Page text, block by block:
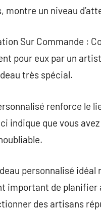
montre un niveau
Sur Commande :
pour eux par un
très spécial.
renforce le
indique que vous
personnalisé
important de planifier
des artisans